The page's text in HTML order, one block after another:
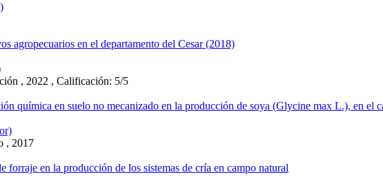
agropecuarios en el departamento del Cesar (2018)
, 2022 , Calificación: 5/5
química en suelo no mecanizado en la producción de soya (Glycine max L.), en el
, 2017
forraje en la producción de los sistemas de cría en campo natural